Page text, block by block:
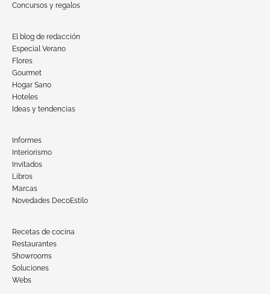
Concursos y regalos
El blog de redacción
Especial Verano
Flores
Gourmet
Hogar Sano
Hoteles
Ideas y tendencias
Informes
Interiorismo
Invitados
Libros
Marcas
Novedades DecoEstilo
Recetas de cocina
Restaurantes
Showrooms
Soluciones
Webs